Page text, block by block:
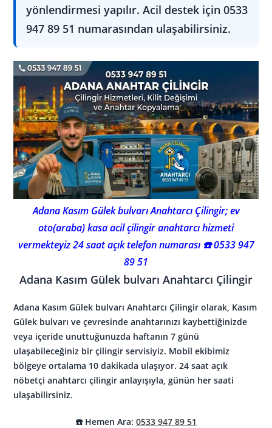
yönlendirmesi yapılır. Acil destek için 0533
947 89 51 numarasından ulaşabilirsiniz.
Adana Kasım Gülek bulvarı Anahtarcı Çilingir; ev
oto(araba) kasa acil çilingir anahtarcı hizmeti
vermekteyiz 24 saat açık telefon numarası ☎️ 0533 947
89 51
Adana Kasım Gülek bulvarı Anahtarcı Çilingir
Adana Kasım Gülek bulvarı Anahtarcı Çilingir olarak, Kasım
Gülek bulvarı ve çevresinde anahtarınızı kaybettiğinizde
veya içeride unuttuğunuzda haftanın 7 günü
ulaşabileceğiniz bir çilingir servisiyiz. Mobil ekibimiz
bölgeye ortalama 10 dakikada ulaşıyor.24 saat açık
nöbetçi anahtarcı çilingir anlayışıyla, günün her saati
ulaşabilirsiniz.
☎️ Hemen Ara: 0533 947 89 51